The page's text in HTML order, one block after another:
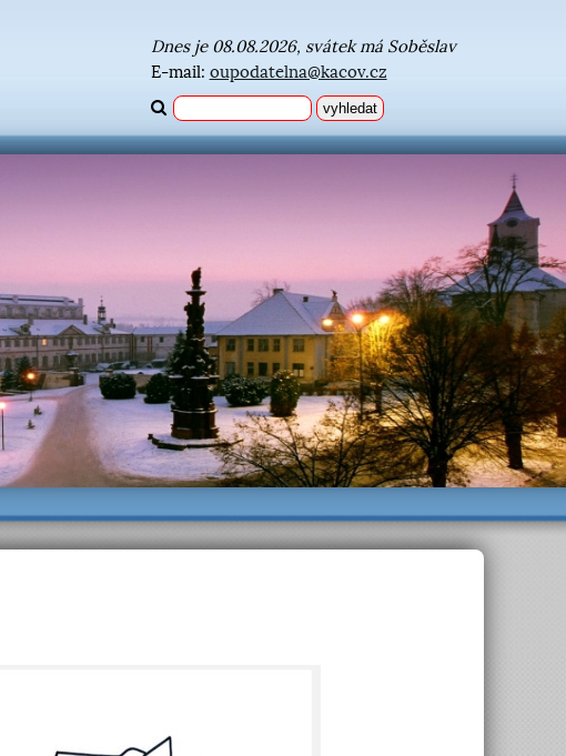
Dnes je 08.08.2026, svátek má Soběslav
E-mail: oupodatelna@kacov.cz